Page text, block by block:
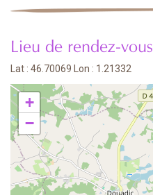
Lieu de rendez-vous
Lat : 46.70069 Lon : 1.21332
+
−